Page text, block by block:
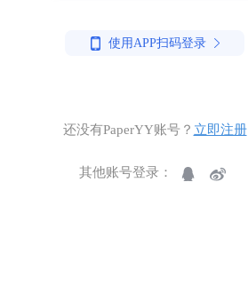
使用APP扫码登录
还没有PaperYY账号？ 立即注册
其他账号登录：